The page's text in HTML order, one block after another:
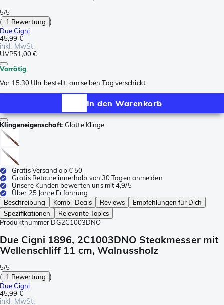
5/5
( 1 Bewertung )
Due Cigni
45,99 €
inkl. MwSt.
UVP51,00 €
Vorrätig
Vor 15.30 Uhr bestellt, am selben Tag verschickt
In den Warenkorb
Klingeneigenschaft:Glatte Klinge
Gratis Versand ab € 50
Gratis Retoure innerhalb von 30 Tagen anmelden
Unsere Kunden bewerten uns mit 4,9/5
Über 25 Jahre Erfahrung
Beschreibung
Kombi-Deals Reviews
Empfehlungen für Dich
Spezifikationen
Relevante Topics
Produktnummer DG2C1003DNO
Due Cigni 1896, 2C1003DNO Steakmesser mit
Wellenschliff 11 cm, Walnussholz
5/5
( 1 Bewertung )
Due Cigni
45,99 €
inkl. MwSt.